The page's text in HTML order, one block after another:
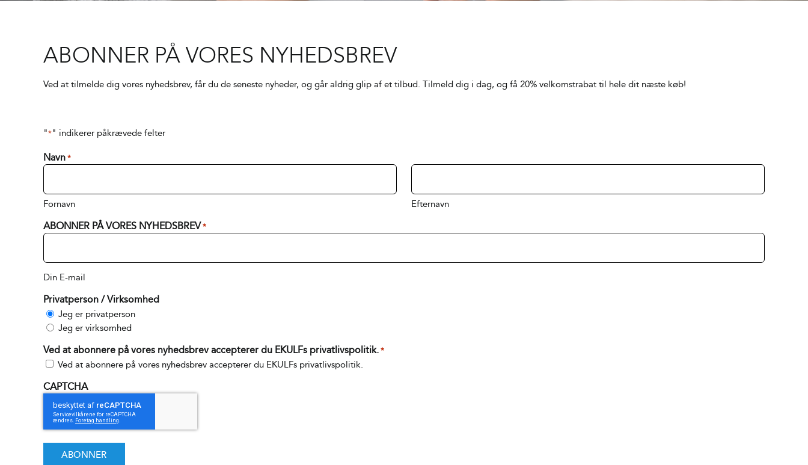
ABONNER PÅ VORES NYHEDSBREV
Ved at tilmelde dig vores nyhedsbrev, får du de seneste nyheder, og går aldrig glip af et tilbud. Tilmeld dig i dag, og få 20% velkomstrabat til hele dit næste køb!
"*" indikerer påkrævede felter
Navn*
Fornavn Efternavn
ABONNER PÅ VORES NYHEDSBREV*
Din E-mail
Privatperson / Virksomhed
Jeg er privatperson
Jeg er virksomhed
Ved at abonnere på vores nyhedsbrev accepterer du EKULFs privatlivspolitik.*
Ved at abonnere på vores nyhedsbrev accepterer du EKULFs privatlivspolitik.
CAPTCHA